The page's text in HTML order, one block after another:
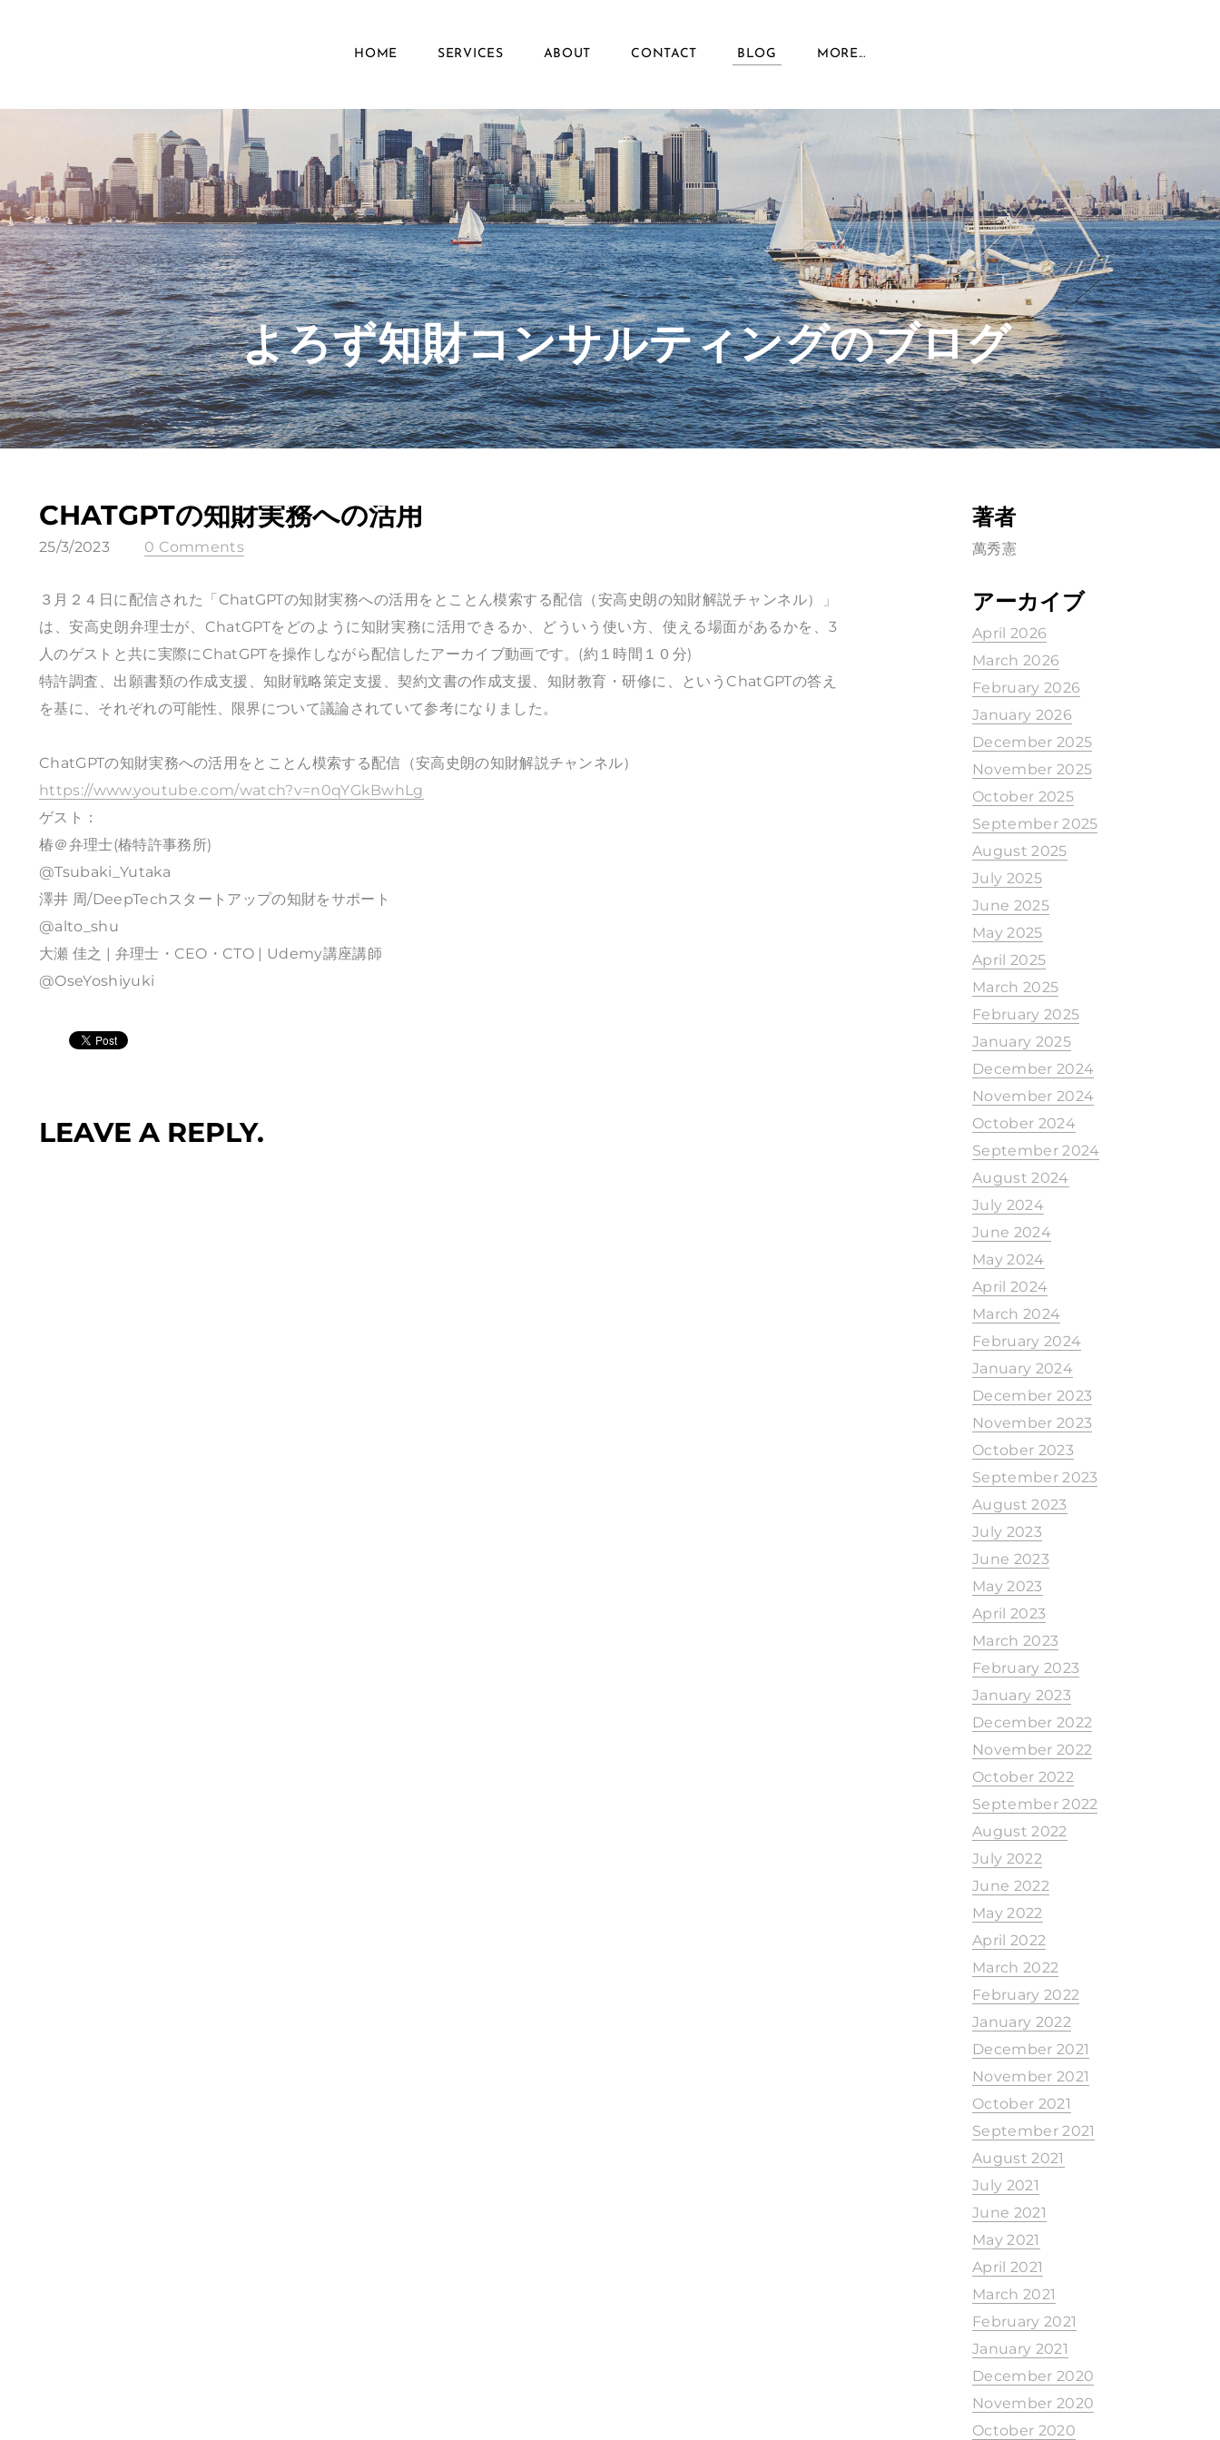
HOME SERVICES ABOUT CONTACT BLOG MORE...
​よろず知財コンサルティングのブログ
CHATGPTの知財実務への活用
25/3/2023 0 Comments
３月２４日に配信された「ChatGPTの知財実務への活用をとことん模索する配信（安高史朗の知財解説チャンネル）」
は、安高史朗弁理士が、ChatGPTをどのように知財実務に活用できるか、どういう使い方、使える場面があるかを、3
人のゲストと共に実際にChatGPTを操作しながら配信したアーカイブ動画です。(約１時間１０分)
特許調査、出願書類の作成支援、知財戦略策定支援、契約文書の作成支援、知財教育・研修に、というChatGPTの答え
を基に、それぞれの可能性、限界について議論されていて参考になりました。
ChatGPTの知財実務への活用をとことん模索する配信（安高史朗の知財解説チャンネル）
https://www.youtube.com/watch?v=n0qYGkBwhLg
ゲスト：
椿＠弁理士(椿特許事務所)
@Tsubaki_Yutaka
澤井 周/DeepTechスタートアップの知財をサポート
@alto_shu
大瀬 佳之 | 弁理士・CEO・CTO | Udemy講座講師
@OseYoshiyuki
LEAVE A REPLY.
著者
萬秀憲
アーカイブ
April 2026
March 2026
February 2026
January 2026
December 2025
November 2025
October 2025
September 2025
August 2025
July 2025
June 2025
May 2025
April 2025
March 2025
February 2025
January 2025
December 2024
November 2024
October 2024
September 2024
August 2024
July 2024
June 2024
May 2024
April 2024
March 2024
February 2024
January 2024
December 2023
November 2023
October 2023
September 2023
August 2023
July 2023
June 2023
May 2023
April 2023
March 2023
February 2023
January 2023
December 2022
November 2022
October 2022
September 2022
August 2022
July 2022
June 2022
May 2022
April 2022
March 2022
February 2022
January 2022
December 2021
November 2021
October 2021
September 2021
August 2021
July 2021
June 2021
May 2021
April 2021
March 2021
February 2021
January 2021
December 2020
November 2020
October 2020